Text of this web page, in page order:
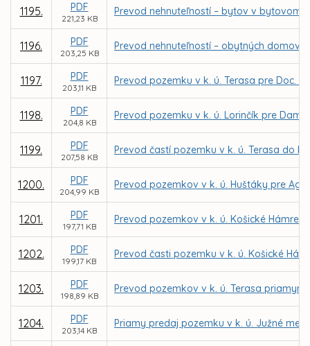
1195. PDF
221,23 KB
Prevod nehnuteľností – bytov v bytovom
1196. PDF
203,25 KB
Prevod nehnuteľností – obytných domov
1197. PDF
203,11 KB
Prevod pozemku v k. ú. Terasa pre Doc.
1198. PDF
204,8 KB
Prevod pozemku v k. ú. Lorinčík pre
1199. PDF
207,58 KB
Prevod častí pozemku v k. ú. Terasa do
1200. PDF
204,99 KB
Prevod pozemkov v k. ú. Huštáky pre
1201. PDF
197,71 KB
Prevod pozemkov v k. ú. Košické Hámre
1202. PDF
199,17 KB
Prevod časti pozemku v k. ú. Košické
1203. PDF
198,89 KB
Prevod pozemkov v k. ú. Terasa
1204. PDF
203,14 KB
Priamy predaj pozemku v k. ú. Južné